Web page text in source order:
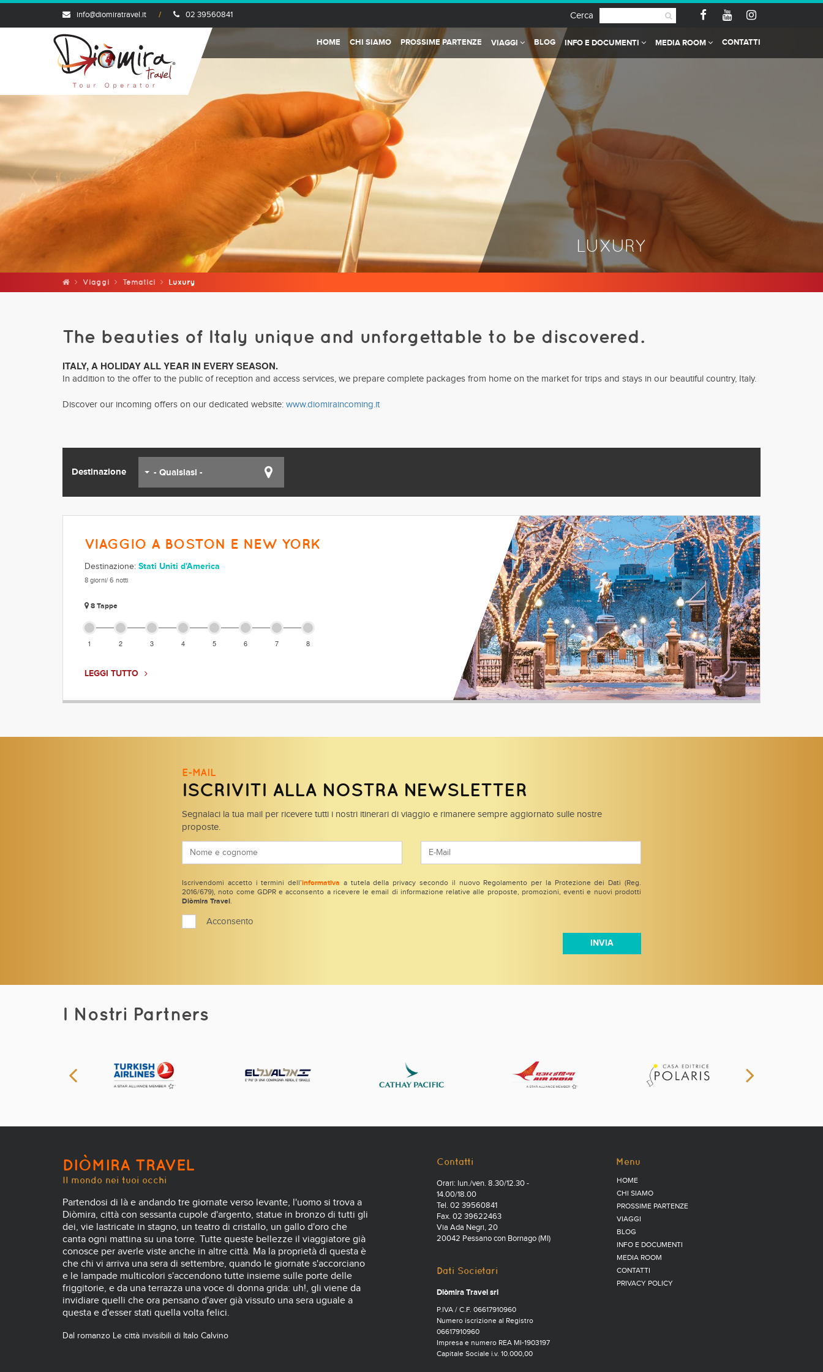
info@diomiratravel.it 02 39560841 Cerca
HOME CHI SIAMO PROSSIME PARTENZE VIAGGI BLOG INFO E DOCUMENTI MEDIA ROOM CONTATTI
LUXURY
Viaggi Tematici Luxury
The beauties of Italy unique and unforgettable to be discovered.
ITALY, A HOLIDAY ALL YEAR IN EVERY SEASON.
In addition to the offer to the public of reception and access services, we prepare complete packages from home on the market for trips and stays in our beautiful country, Italy.
Discover our incoming offers on our dedicated website: www.diomiraincoming.it
Destinazione - Qualsiasi -
VIAGGIO A BOSTON E NEW YORK
Destinazione: Stati Uniti d'America
8 giorni/ 6 notti
8 Tappe
1 2 3 4 5 6 7 8
LEGGI TUTTO
E-MAIL
ISCRIVITI ALLA NOSTRA NEWSLETTER
Segnalaci la tua mail per ricevere tutti i nostri itinerari di viaggio e rimanere sempre aggiornato sulle nostre
proposte.
Iscrivendomi accetto i termini dell’ informativa a tutela della privacy secondo il nuovo Regolamento per la Protezione dei Dati (Reg.
2016/679), noto come GDPR e acconsento a ricevere le email di informazione relative alle proposte, promozioni, eventi e nuovi prodotti
Diòmira Travel .
Acconsento
I Nostri Partners
DIÒMIRA TRAVEL
Il mondo nei tuoi occhi
Partendosi di là e andando tre giornate verso levante, l'uomo si trova a
Diòmira, città con sessanta cupole d'argento, statue in bronzo di tutti gli
dei, vie lastricate in stagno, un teatro di cristallo, un gallo d'oro che
canta ogni mattina su una torre. Tutte queste bellezze il viaggiatore già
conosce per averle viste anche in altre città. Ma la proprietà di questa è
che chi vi arriva una sera di settembre, quando le giornate s'accorciano
e le lampade multicolori s'accendono tutte insieme sulle porte delle
friggitorie, e da una terrazza una voce di donna grida: uh!, gli viene da
invidiare quelli che ora pensano d'aver già vissuto una sera uguale a
questa e d'esser stati quella volta felici.
Dal romanzo Le città invisibili di Italo Calvino
Contatti
Orari: lun./ven. 8.30/12.30 -
14.00/18.00
Tel. 02 39560841
Fax. 02 39622463
Via Ada Negri, 20
20042 Pessano con Bornago (MI)
Dati Societari
Diòmira Travel srl
P.IVA / C.F. 06617910960
Numero iscrizione al Registro
06617910960
Impresa e numero REA MI-1903197
Capitale Sociale i.v. 10.000,00
Menu
HOME
CHI SIAMO
PROSSIME PARTENZE
VIAGGI
BLOG
INFO E DOCUMENTI
MEDIA ROOM
CONTATTI
PRIVACY POLICY